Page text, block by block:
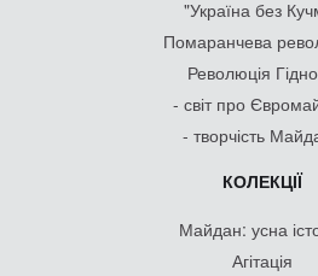
"Україна без
Помаранчева
Революція
- світ про
- творчість
КОЛЕКЦІЇ
Майдан: усна
Агітація